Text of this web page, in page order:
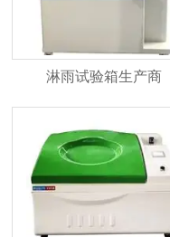
淋雨试验箱生产商